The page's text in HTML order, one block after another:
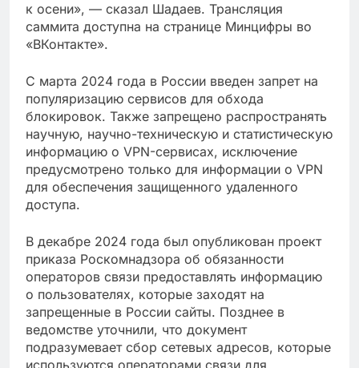
к осени», — сказал Шадаев. Трансляция
саммита доступна на странице Минцифры во
«ВКонтакте».
С марта 2024 года в России введен запрет на
популяризацию сервисов для обхода
блокировок. Также запрещено распространять
научную, научно-техническую и статистическую
информацию о VPN-сервисах, исключение
предусмотрено только для информации о VPN
для обеспечения защищенного удаленного
доступа.
В декабре 2024 года был опубликован проект
приказа Роскомнадзора об обязанности
операторов связи предоставлять информацию
о пользователях, которые заходят на
запрещенные в России сайты. Позднее в
ведомстве уточнили, что документ
подразумевает сбор сетевых адресов, которые
используются операторами связи для